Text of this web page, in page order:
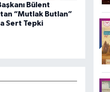
Bülent
“Mutlak Butlan”
Sert Tepki